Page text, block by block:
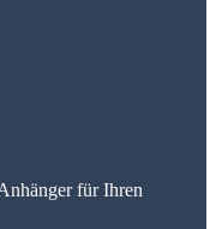
für Ihren